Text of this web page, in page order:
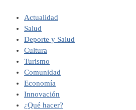
Actualidad
Salud
Deporte y Salud
Cultura
Turismo
Comunidad
Economía
Innovación
¿Qué hacer?